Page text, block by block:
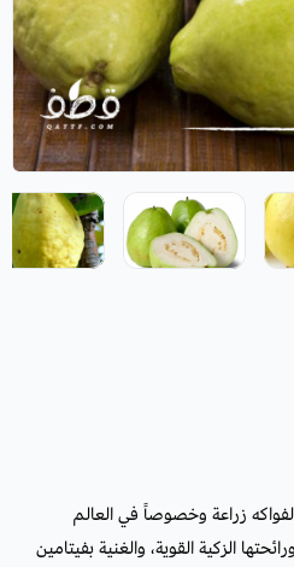
زراعة وخصوصاً في العالم
الزكية القوية، والغنية بفيتامين